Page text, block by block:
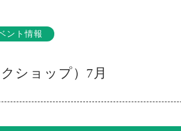
ント情報
ショップ）7月